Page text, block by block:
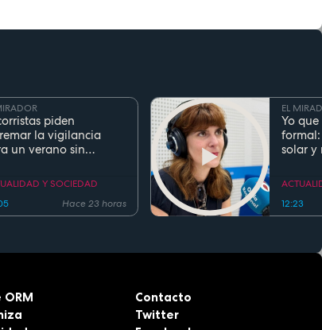
piden
la vigilancia
un verano sin
de los 5 segundos
Y SOCIEDAD
Hace 23 horas
EL
Yo
solar y
12:23
ORM
Contacto
Twitter